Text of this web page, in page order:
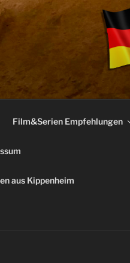
Film&Serien Empfehlungen
aus Kippenheim